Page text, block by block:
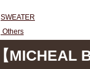
SWEATER
Others
【MICHEAL